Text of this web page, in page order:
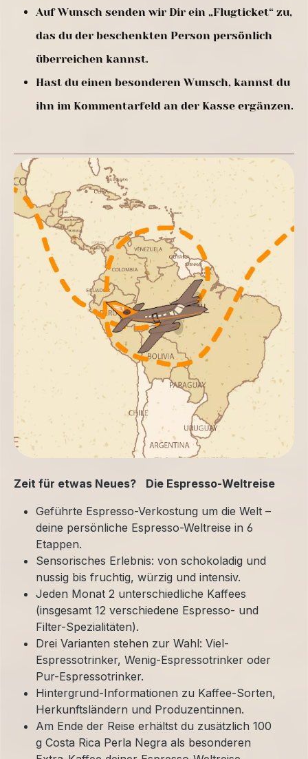
Zeit für etwas Neues? Die Espresso-Weltreise
Geführte Espresso-Verkostung um die Welt –
deine persönliche Espresso-Weltreise in 6
Etappen.
Sensorisches Erlebnis: von schokoladig und
nussig bis fruchtig, würzig und intensiv.
Jeden Monat 2 unterschiedliche Kaffees
(insgesamt 12 verschiedene Espresso- und
Filter-Spezialitäten).
Drei Varianten stehen zur Wahl: Viel-
Espressotrinker, Wenig-Espressotrinker oder
Pur-Espressotrinker.
Hintergrund-Informationen zu Kaffee-Sorten,
Herkunftsländern und Produzent:innen.
Am Ende der Reise erhältst du zusätzlich 100
g Costa Rica Perla Negra als besonderen
Auf Wunsch senden wir Dir ein „Flugticket“ zu,
das du der beschenkten Person persönlich
überreichen kannst.
Hast du einen besonderen Wunsch, kannst du
ihn im Kommentarfeld an der Kasse ergänzen.